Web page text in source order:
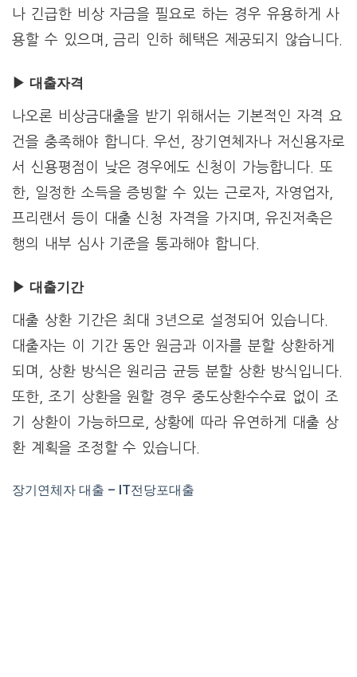
나 긴급한 비상 자금을 필요로 하는 경우 유용하게 사
용할 수 있으며, 금리 인하 혜택은 제공되지 않습니다.
▶ 대출자격
나오론 비상금대출을 받기 위해서는 기본적인 자격 요
건을 충족해야 합니다. 우선, 장기연체자나 저신용자로
서 신용평점이 낮은 경우에도 신청이 가능합니다. 또
한, 일정한 소득을 증빙할 수 있는 근로자, 자영업자,
프리랜서 등이 대출 신청 자격을 가지며, 유진저축은
행의 내부 심사 기준을 통과해야 합니다.
▶ 대출기간
대출 상환 기간은 최대 3년으로 설정되어 있습니다.
대출자는 이 기간 동안 원금과 이자를 분할 상환하게
되며, 상환 방식은 원리금 균등 분할 상환 방식입니다.
또한, 조기 상환을 원할 경우 중도상환수수료 없이 조
기 상환이 가능하므로, 상황에 따라 유연하게 대출 상
환 계획을 조정할 수 있습니다.
장기연체자 대출 – IT전당포대출